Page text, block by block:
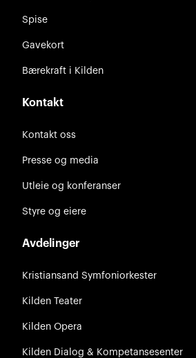
Spise
Gavekort
Bærekraft i Kilden
Kontakt
Kontakt oss
Presse og media
Utleie og konferanser
Styre og eiere
Avdelinger
Kristiansand Symfoniorkester
Kilden Teater
Kilden Opera
Kilden Dialog & Kompetansesenter